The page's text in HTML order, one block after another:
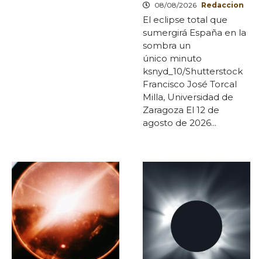
08/08/2026 Redaccion
El eclipse total que
sumergirá España en la
sombra un
único minuto
ksnyd_10/Shutterstock
Francisco José Torcal
Milla, Universidad de
Zaragoza El 12 de
agosto de 2026...